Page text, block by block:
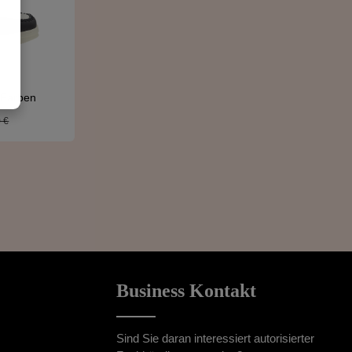
Preis:
€
Business Kontakt
Sind Sie daran interessiert autorisierter